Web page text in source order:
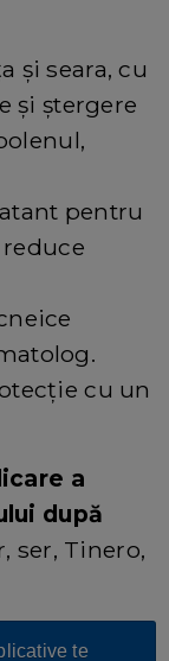
și seara, cu
şi ştergere
pentru
cu un
a
după
ser, Tinero,
te